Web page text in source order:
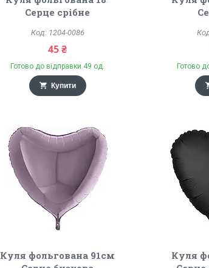
Серце срібне
1204-0086
45 ₴
Готово до відправки 49 од.
Купити
Готово
Куля фольгована 91см
Куля